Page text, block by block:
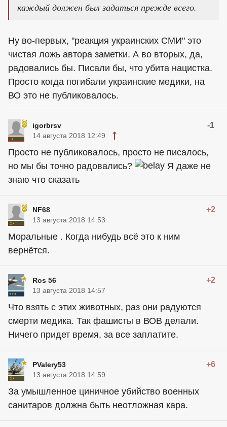
каждый должен был задаться прежде всего.
Ну во-первых, "реакция украинских СМИ" это
чистая ложь автора заметки. А во вторых, да,
радовались бы. Писали бы, что убита нацистка.
Просто когда погибали украинские медики, на
ВО это не публиковалось.
igorbrsv -1
14 августа 2018 12:49
Просто не публиковалось, просто не писалось,
но мы бы точно радовались?
Я даже не
знаю что сказать
NF68 +2
13 августа 2018 14:53
Моральные . Когда нибудь всё это к ним
вернётся.
Ros 56 +2
13 августа 2018 14:57
Что взять с этих животных, раз они радуются
смерти медика. Так фашисты в ВОВ делали.
Ничего придет время, за все заплатите.
PValery53 +6
13 августа 2018 14:59
За умышленное циничное убийство военных
санитаров должна быть неотложная кара.